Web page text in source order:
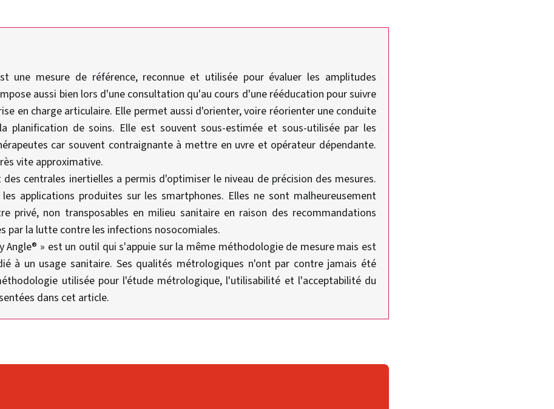
une mesure de référence, reconnue et utilisée pour évaluer les amplitudes
aussi bien lors d'une consultation qu'au cours d'une rééducation pour suivre
en charge articulaire. Elle permet aussi d'orienter, voire réorienter une conduite
planification de soins. Elle est souvent sous-estimée et sous-utilisée par les
car souvent contraignante à mettre en uvre et opérateur dépendante.
vite approximative.
des centrales inertielles a permis d'optimiser le niveau de précision des mesures.
applications produites sur les smartphones. Elles ne sont malheureusement
privé, non transposables en milieu sanitaire en raison des recommandations
par la lutte contre les infections nosocomiales.
Angle® » est un outil qui s'appuie sur la même méthodologie de mesure mais est
à un usage sanitaire. Ses qualités métrologiques n'ont par contre jamais été
utilisée pour l'étude métrologique, l'utilisabilité et l'acceptabilité du
dans cet article.